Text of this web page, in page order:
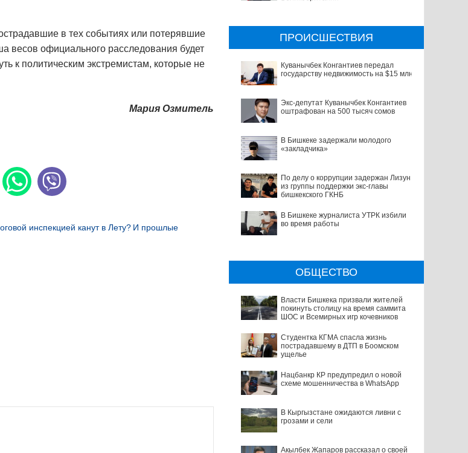
в тех событиях или потерявшие
весов официального расследования будет
к политическим экстремистам, которые не
Мария Озмитель
инспекцией канут в Лету? И прошлые
ПРОИСШЕСТВИЯ
Куванычбек Конгантиев передал
государству недвижимость на $15 млн
Экс-депутат Куванычбек Конгантиев
оштрафован на 500 тысяч сомов
В Бишкеке задержали молодого
«закладчика»
По делу о коррупции задержан Лизун
из группы поддержки экс-главы
бишкекского ГКНБ
В Бишкеке журналиста УТРК избили
во время работы
ОБЩЕСТВО
Власти Бишкека призвали жителей
покинуть столицу на время саммита
ШОС и Всемирных игр кочевников
Студентка КГМА спасла жизнь
пострадавшему в ДТП в Боомском
ущелье
Нацбанкр КР предупредил о новой
схеме мошенничества в WhatsApp
В Кыргызстане ожидаются ливни с
грозами и сели
Акылбек Жапаров рассказал о своей